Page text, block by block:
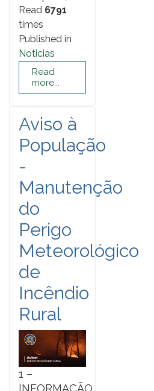
Read 6791
times
Published in
Noticias
Read
more...
Aviso à
População
-
Manutenção
do
Perigo
Meteorológico
de
Incêndio
Rural
1 –
INFORMAÇÃO